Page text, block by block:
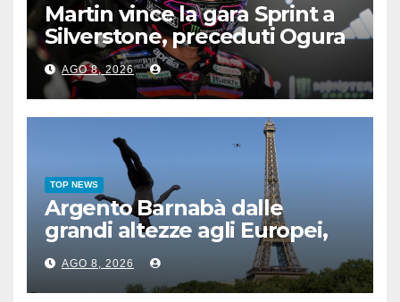
Martin vince la gara Sprint a
Silverstone, preceduti Ogura
e Bezzecchi
AGO 8, 2026
TOP NEWS
Argento Barnabà dalle
grandi altezze agli Europei,
bis azzurro dopo Cosetti
AGO 8, 2026